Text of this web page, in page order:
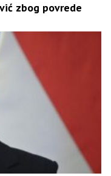
zbog povrede